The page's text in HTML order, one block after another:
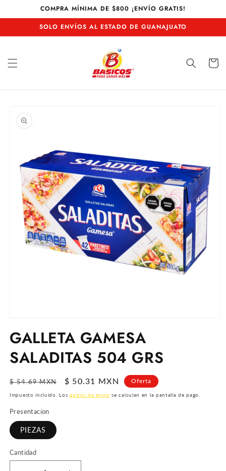
directamente
al contenido
COMPRA MÍNIMA DE $800 ¡ENVÍO GRATIS!
SOLO ENVÍOS AL ESTADO DE GUANAJUATO
Carrito
a la
información
multimedia
1
en
una
GALLETA GAMESA
SALADITAS 504 GRS
Precio
habitual
$ 54.69 MXN
Precio
de
$ 50.31 MXN Oferta
Impuesto incluido. Losgastos de envío se calculan en la pantalla de pago.
Presentacion
PIEZAS
Cantidad